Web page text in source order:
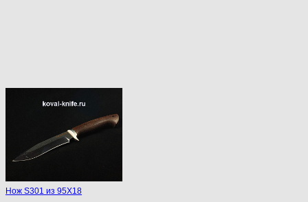
Нож S301 из 95Х18